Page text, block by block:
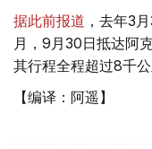
据此前报道 ，去年3
月，9月30日抵达阿
其行程全程超过8千公
【编译：阿遥】